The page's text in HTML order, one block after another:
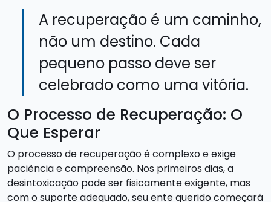
A recuperação é um caminho,
não um destino. Cada
pequeno passo deve ser
celebrado como uma vitória.
O Processo de Recuperação: O
Que Esperar
O processo de recuperação é complexo e exige
paciência e compreensão. Nos primeiros dias, a
desintoxicação pode ser fisicamente exigente, mas
com o suporte adequado, seu ente querido começará